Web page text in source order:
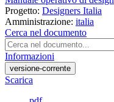
Progetto: Designers Italia
Amministrazione: italia
Cerca nel documento
Informazioni
versione-corrente
Scarica